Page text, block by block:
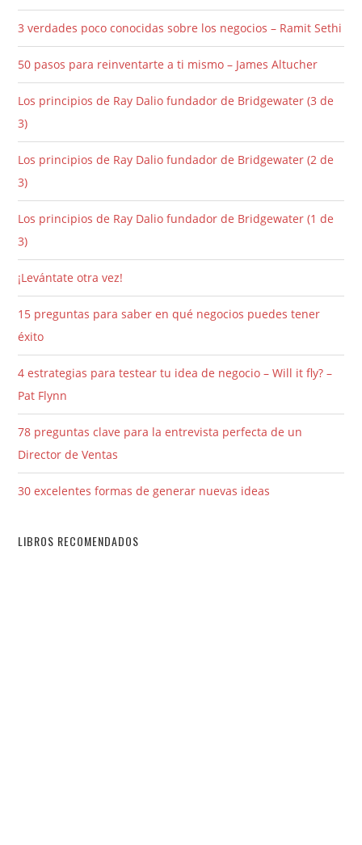
3 verdades poco conocidas sobre los negocios – Ramit Sethi
50 pasos para reinventarte a ti mismo – James Altucher
Los principios de Ray Dalio fundador de Bridgewater (3 de
3)
Los principios de Ray Dalio fundador de Bridgewater (2 de
3)
Los principios de Ray Dalio fundador de Bridgewater (1 de
3)
¡Levántate otra vez!
15 preguntas para saber en qué negocios puedes tener
éxito
4 estrategias para testear tu idea de negocio – Will it fly? –
Pat Flynn
78 preguntas clave para la entrevista perfecta de un
Director de Ventas
30 excelentes formas de generar nuevas ideas
LIBROS RECOMENDADOS